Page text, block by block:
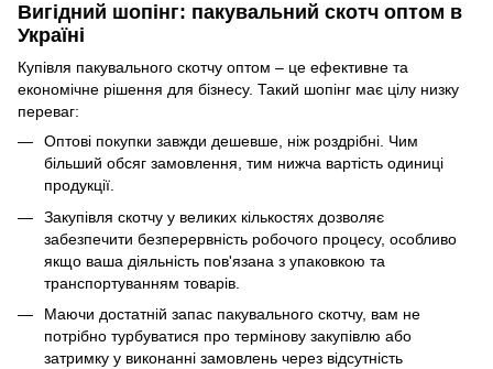
Вигідний шопінг: пакувальний скотч оптом в
Україні
Купівля пакувального скотчу оптом – це ефективне та
економічне рішення для бізнесу. Такий шопінг має цілу низку
переваг:
Оптові покупки завжди дешевше, ніж роздрібні. Чим
більший обсяг замовлення, тим нижча вартість одиниці
продукції.
Закупівля скотчу у великих кількостях дозволяє
забезпечити безперервність робочого процесу, особливо
якщо ваша діяльність пов'язана з упаковкою та
транспортуванням товарів.
Маючи достатній запас пакувального скотчу, вам не
потрібно турбуватися про термінову закупівлю або
затримку у виконанні замовлень через відсутність